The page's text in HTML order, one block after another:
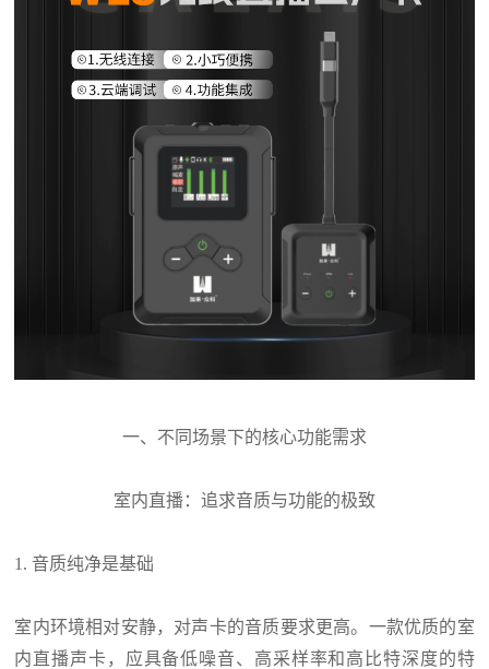
一、不同场景下的核心功能需求
室内直播：追求音质与功能的极致
1. 音质纯净是基础
室内环境相对安静，对声卡的音质要求更高。一款优质的室
内直播声卡，应具备低噪音、高采样率和高比特深度的特